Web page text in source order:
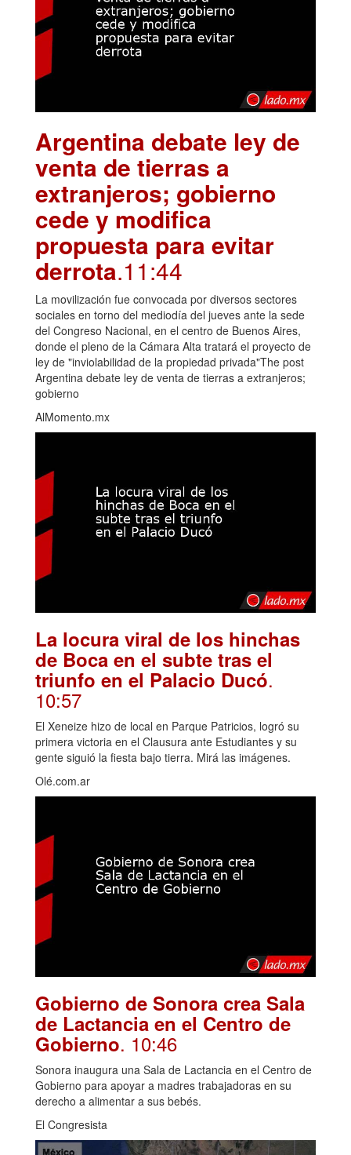
Argentina debate ley de
venta de tierras a
extranjeros; gobierno
cede y modifica
propuesta para evitar
derrota.11:44
La movilización fue convocada por diversos sectores
sociales en torno del mediodía del jueves ante la sede
del Congreso Nacional, en el centro de Buenos Aires,
donde el pleno de la Cámara Alta tratará el proyecto de
ley de "inviolabilidad de la propiedad privada"The post
Argentina debate ley de venta de tierras a extranjeros;
gobierno
AlMomento.mx
La locura viral de los hinchas
de Boca en el subte tras el
triunfo en el Palacio Ducó.
10:57
El Xeneize hizo de local en Parque Patricios, logró su
primera victoria en el Clausura ante Estudiantes y su
gente siguió la fiesta bajo tierra. Mirá las imágenes.
Olé.com.ar
Gobierno de Sonora crea Sala
de Lactancia en el Centro de
Gobierno. 10:46
Sonora inaugura una Sala de Lactancia en el Centro de
Gobierno para apoyar a madres trabajadoras en su
derecho a alimentar a sus bebés.
El Congresista